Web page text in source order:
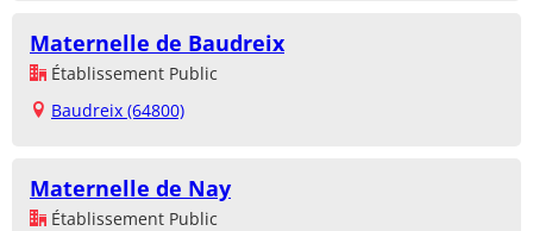
Maternelle de Baudreix
Établissement Public
Baudreix (64800)
Maternelle de Nay
Établissement Public